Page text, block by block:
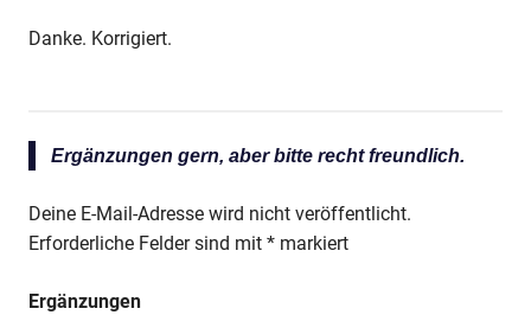
Danke. Korrigiert.
Ergänzungen gern, aber bitte recht freundlich.
Deine E-Mail-Adresse wird nicht veröffentlicht.
Erforderliche Felder sind mit * markiert
Ergänzungen